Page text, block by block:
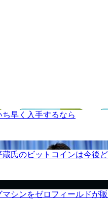
早く入手するなら
氏のビットコインは今後ど
シンをゼロフィールドが販